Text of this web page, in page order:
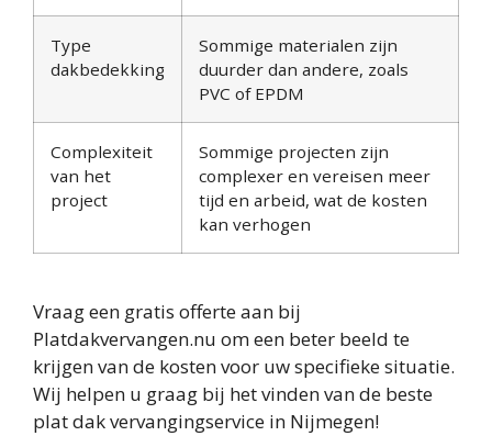
Type
dakbedekking
Sommige materialen zijn
duurder dan andere, zoals
PVC of EPDM
Complexiteit
van het
project
Sommige projecten zijn
complexer en vereisen meer
tijd en arbeid, wat de kosten
kan verhogen
Vraag een gratis offerte aan bij
Platdakvervangen.nu om een beter beeld te
krijgen van de kosten voor uw specifieke situatie.
Wij helpen u graag bij het vinden van de beste
plat dak vervangingservice in Nijmegen!